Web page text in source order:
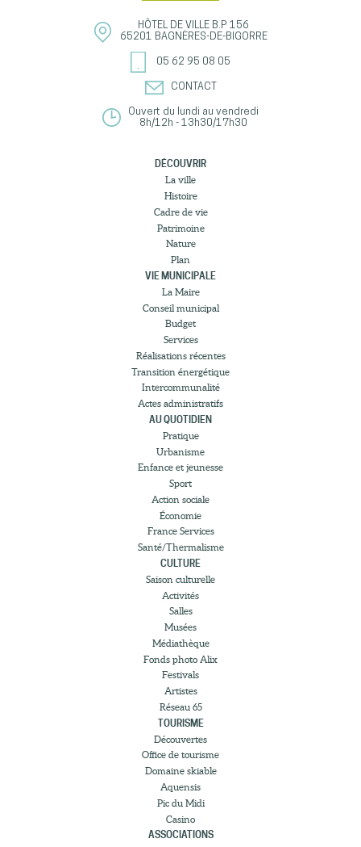
HÔTEL DE VILLE B.P 156
65201 BAGNÈRES-DE-BIGORRE
05 62 95 08 05
CONTACT
Ouvert du lundi au vendredi
8h/12h - 13h30/17h30
DÉCOUVRIR
La ville
Histoire
Cadre de vie
Patrimoine
Nature
Plan
VIE MUNICIPALE
La Maire
Conseil municipal
Budget
Services
Réalisations récentes
Transition énergétique
Intercommunalité
Actes administratifs
AU QUOTIDIEN
Pratique
Urbanisme
Enfance et jeunesse
Sport
Action sociale
Économie
France Services
Santé/Thermalisme
CULTURE
Saison culturelle
Activités
Salles
Musées
Médiathèque
Fonds photo Alix
Festivals
Artistes
Réseau 65
TOURISME
Découvertes
Office de tourisme
Domaine skiable
Aquensis
Pic du Midi
Casino
ASSOCIATIONS